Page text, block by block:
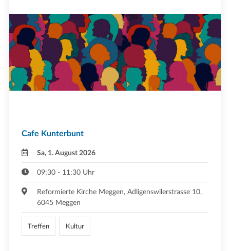
Cafe Kunterbunt
Sa, 1. August 2026
09:30 - 11:30 Uhr
Reformierte Kirche Meggen, Adligenswilerstrasse 10,
6045 Meggen
Treffen Kultur